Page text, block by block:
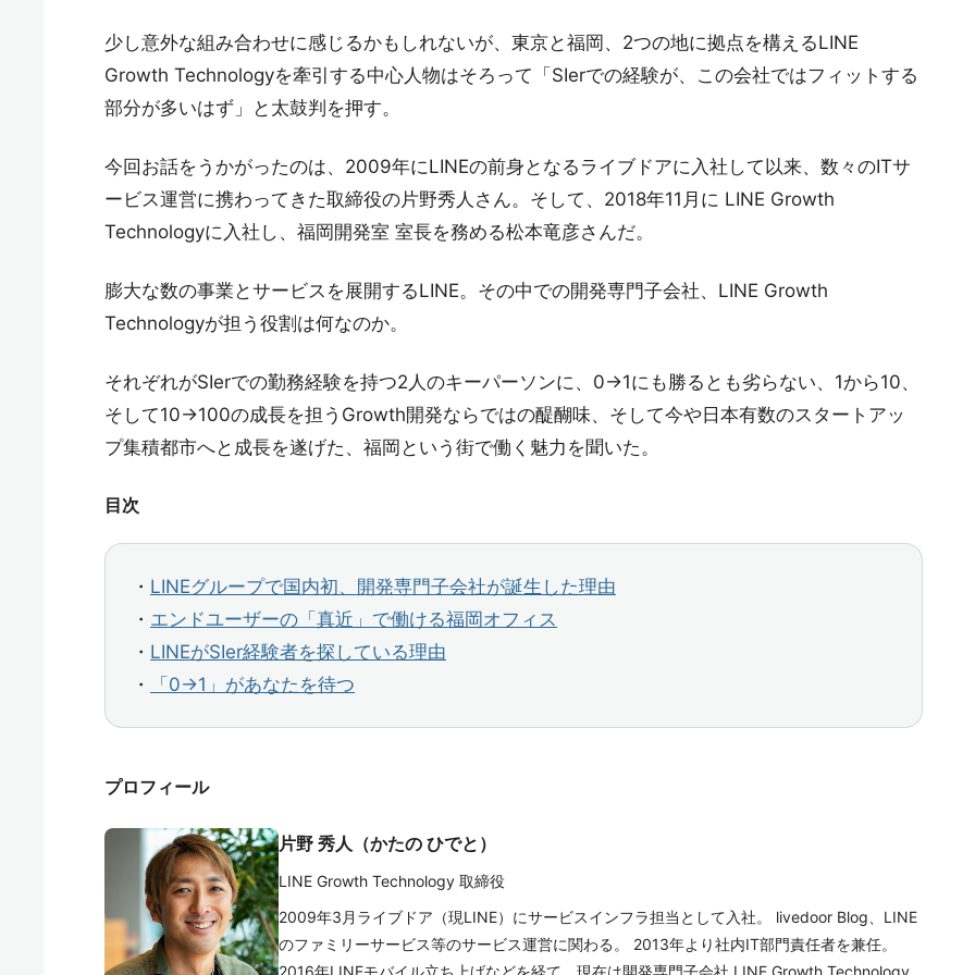
少し意外な組み合わせに感じるかもしれないが、東京と福岡、2つの地に拠点を構えるLINE
Growth Technologyを牽引する中心人物はそろって「SIerでの経験が、この会社ではフィットする
部分が多いはず」と太鼓判を押す。
今回お話をうかがったのは、2009年にLINEの前身となるライブドアに入社して以来、数々のITサ
ービス運営に携わってきた取締役の片野秀人さん。そして、2018年11月に LINE Growth
Technologyに入社し、福岡開発室 室長を務める松本竜彦さんだ。
膨大な数の事業とサービスを展開するLINE。その中での開発専門子会社、LINE Growth
Technologyが担う役割は何なのか。
それぞれがSIerでの勤務経験を持つ2人のキーパーソンに、0→1にも勝るとも劣らない、1から10、
そして10→100の成長を担うGrowth開発ならではの醍醐味、そして今や日本有数のスタートアッ
プ集積都市へと成長を遂げた、福岡という街で働く魅力を聞いた。
目次
・ LINEグループで国内初、開発専門子会社が誕生した理由
・ エンドユーザーの「真近」で働ける福岡オフィス
・ LINEがSIer経験者を探している理由
・
「0→1」があなたを待つ
プロフィール
片野 秀人（かたの ひでと）
LINE Growth Technology 取締役
2009年3月ライブドア（現LINE）にサービスインフラ担当として入社。 livedoor Blog、LINE
のファミリーサービス等のサービス運営に関わる。 2013年より社内IT部門責任者を兼任。